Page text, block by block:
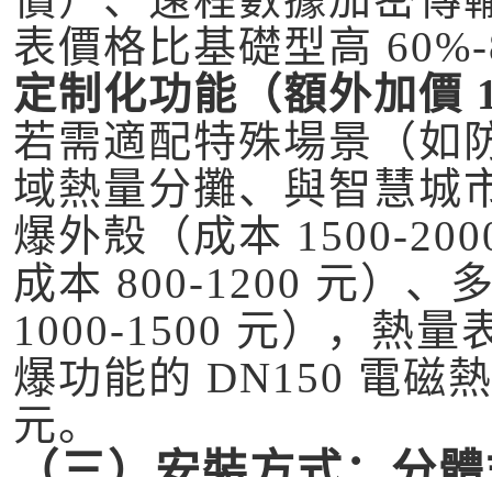
表價格比基礎型高
定制化功能（額外加價
若需適配特殊場景（如
域熱量分攤、與智慧城
爆外殼（成本 1500-
成本 800-1200 元）、
1000-1500 元），熱量
爆功能的 DN150 電磁
元。